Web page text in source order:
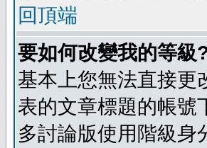
回頂端
要如何改變我的等級
基本上您無法直接更
表的文章標題的帳號
多討論版使用階級身